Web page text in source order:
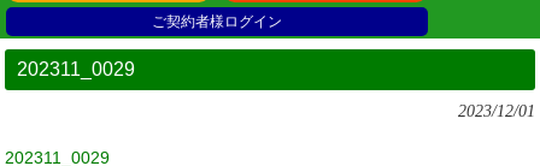
ご契約者様ログイン
202311_0029
2023/12/01
202311_0029